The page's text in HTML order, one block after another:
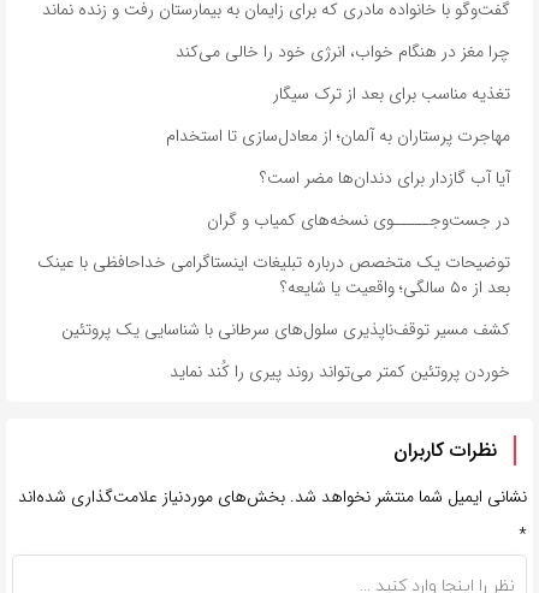
گفت‌وگو با خانواده مادری که برای زایمان به بیمارستان رفت و زنده نماند
چرا مغز در هنگام خواب، انرژی خود را خالی می‌کند
تغذیه مناسب برای بعد از ترک سیگار
مهاجرت پرستاران به آلمان؛ از معادل‌سازی تا استخدام
آیا آب گازدار برای دندان‌ها مضر است؟
در جست‌وجـــــوی نسخه‌های کمیاب و گران
توضیحات یک متخصص درباره تبلیغات اینستاگرامی خداحافظی با عینک
بعد از ۵۰ سالگی؛ واقعیت یا شایعه؟
کشف مسیر توقف‌ناپذیری سلول‌های سرطانی با شناسایی یک پروتئین
خوردن پروتئین کمتر می‌تواند روند پیری را کُند نماید
نظرات کاربران
نشانی ایمیل شما منتشر نخواهد شد. بخش‌های موردنیاز علامت‌گذاری شده‌اند
*